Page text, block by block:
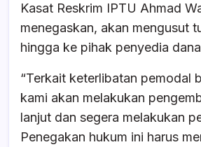
Kasat Reskrim IPTU Ahmad
menegaskan, akan mengusut
hingga ke pihak penyedia
“Terkait keterlibatan pemodal
kami akan melakukan
lanjut dan segera melakukan
Penegakan hukum ini harus